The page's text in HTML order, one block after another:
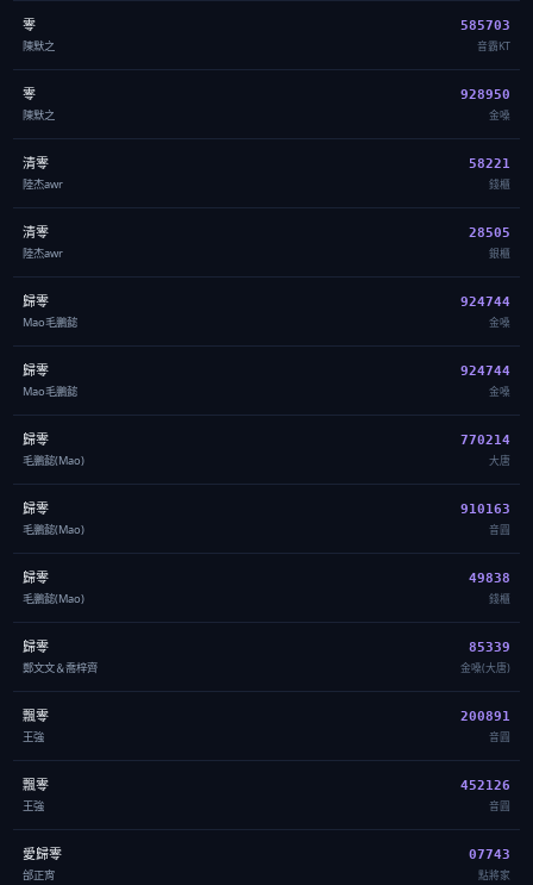
零
陳默之
585703
音霸KT
零
陳默之
928950
金嗓
清零
陸杰awr
58221
錢櫃
清零
陸杰awr
28505
銀櫃
歸零
Mao毛鵬懿
924744
金嗓
歸零
Mao毛鵬懿
924744
金嗓
歸零
毛鵬懿(Mao)
770214
大唐
歸零
毛鵬懿(Mao)
910163
音圓
歸零
毛鵬懿(Mao)
49838
錢櫃
歸零
鄭文文＆喬梓齊
85339
金嗓(大唐)
飄零
王強
200891
音圓
飄零
王強
452126
音圓
愛歸零
邰正宵
07743
點將家